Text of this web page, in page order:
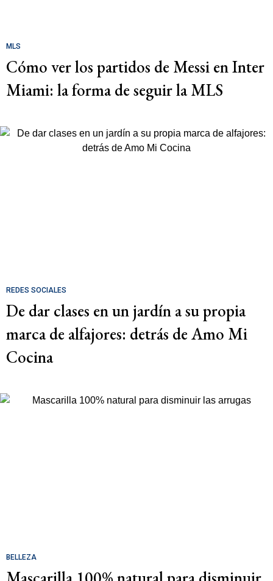
MLS
Cómo ver los partidos de Messi en Inter
Miami: la forma de seguir la MLS
REDES SOCIALES
De dar clases en un jardín a su propia
marca de alfajores: detrás de Amo Mi
Cocina
BELLEZA